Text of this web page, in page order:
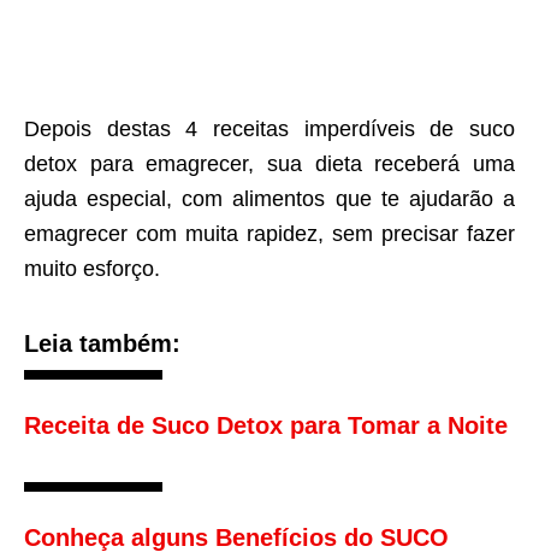
Depois destas 4 receitas imperdíveis de suco
detox para emagrecer, sua dieta receberá uma
ajuda especial, com alimentos que te ajudarão a
emagrecer com muita rapidez, sem precisar fazer
muito esforço.
Leia também:
Receita de Suco Detox para Tomar a Noite
Conheça alguns Benefícios do SUCO